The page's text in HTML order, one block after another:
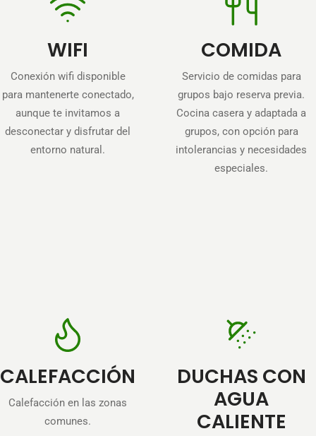
WIFI
Conexión wifi disponible
para mantenerte conectado,
aunque te invitamos a
desconectar y disfrutar del
entorno natural.
COMIDA
Servicio de comidas para
grupos bajo reserva previa.
Cocina casera y adaptada a
grupos, con opción para
intolerancias y necesidades
especiales.
CALEFACCIÓN
Calefacción en las zonas
comunes.
DUCHAS CON
AGUA
CALIENTE